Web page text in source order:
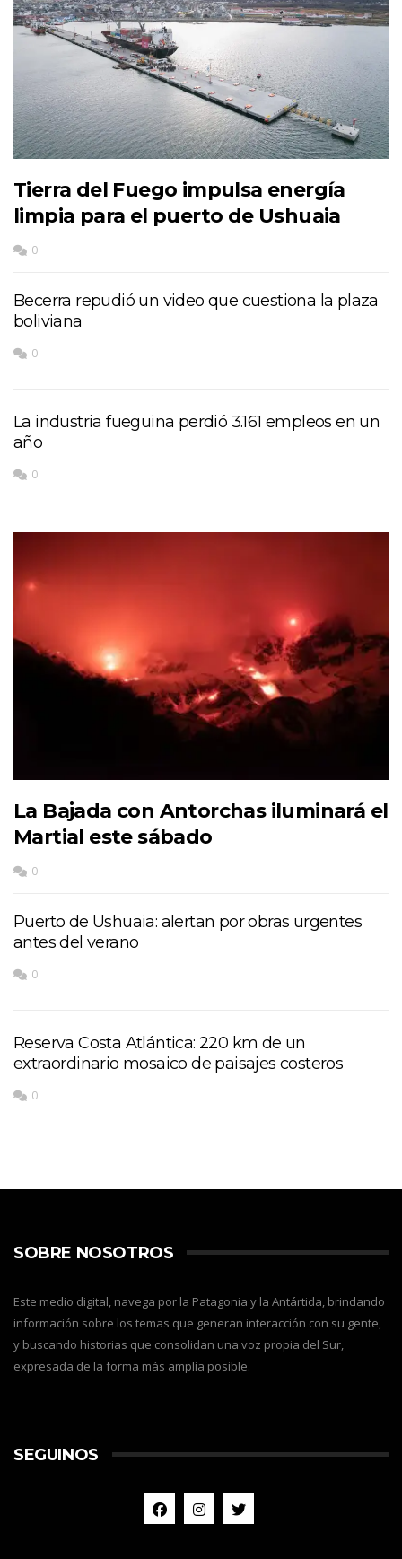
Tierra del Fuego impulsa energía
limpia para el puerto de Ushuaia
0
Becerra repudió un video que cuestiona la plaza
boliviana
0
La industria fueguina perdió 3.161 empleos en un
año
0
La Bajada con Antorchas iluminará el
Martial este sábado
0
Puerto de Ushuaia: alertan por obras urgentes
antes del verano
0
Reserva Costa Atlántica: 220 km de un
extraordinario mosaico de paisajes costeros
0
SOBRE NOSOTROS
Este medio digital, navega por la Patagonia y la Antártida, brindando
información sobre los temas que generan interacción con su gente,
y buscando historias que consolidan una voz propia del Sur,
expresada de la forma más amplia posible.
SEGUINOS